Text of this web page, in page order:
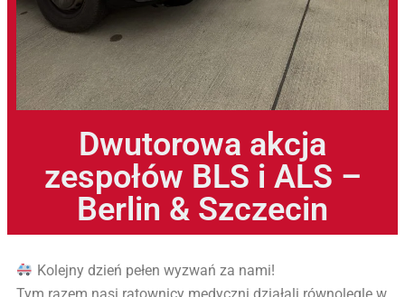
Dwutorowa akcja
zespołów BLS i ALS –
Berlin & Szczecin
Kolejny dzień pełen wyzwań za nami!
Tym razem nasi ratownicy medyczni działali równolegle w